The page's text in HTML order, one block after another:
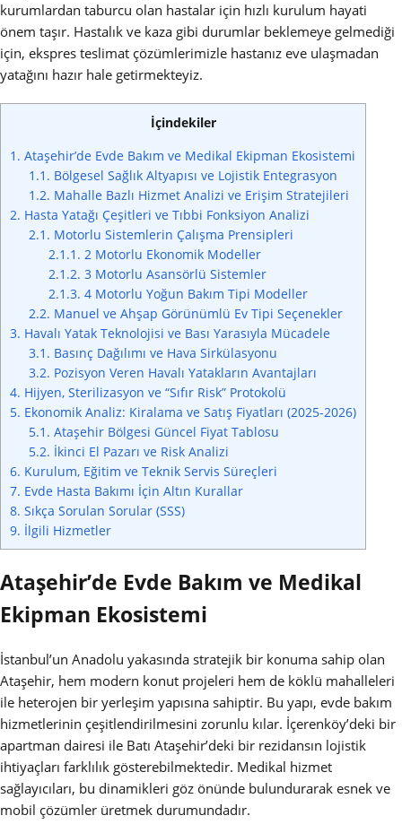
kurumlardan taburcu olan hastalar için hızlı kurulum hayati
önem taşır. Hastalık ve kaza gibi durumlar beklemeye gelmediği
için, ekspres teslimat çözümlerimizle hastanız eve ulaşmadan
yatağını hazır hale getirmekteyiz.
İçindekiler
1. Ataşehir’de Evde Bakım ve Medikal Ekipman Ekosistemi
1.1. Bölgesel Sağlık Altyapısı ve Lojistik Entegrasyon
1.2. Mahalle Bazlı Hizmet Analizi ve Erişim Stratejileri
2. Hasta Yatağı Çeşitleri ve Tıbbi Fonksiyon Analizi
2.1. Motorlu Sistemlerin Çalışma Prensipleri
2.1.1. 2 Motorlu Ekonomik Modeller
2.1.2. 3 Motorlu Asansörlü Sistemler
2.1.3. 4 Motorlu Yoğun Bakım Tipi Modeller
2.2. Manuel ve Ahşap Görünümlü Ev Tipi Seçenekler
3. Havalı Yatak Teknolojisi ve Bası Yarasıyla Mücadele
3.1. Basınç Dağılımı ve Hava Sirkülasyonu
3.2. Pozisyon Veren Havalı Yatakların Avantajları
4. Hijyen, Sterilizasyon ve “Sıfır Risk” Protokolü
5. Ekonomik Analiz: Kiralama ve Satış Fiyatları (2025-2026)
5.1. Ataşehir Bölgesi Güncel Fiyat Tablosu
5.2. İkinci El Pazarı ve Risk Analizi
6. Kurulum, Eğitim ve Teknik Servis Süreçleri
7. Evde Hasta Bakımı İçin Altın Kurallar
8. Sıkça Sorulan Sorular (SSS)
9. İlgili Hizmetler
Ataşehir’de Evde Bakım ve Medikal
Ekipman Ekosistemi
İstanbul’un Anadolu yakasında stratejik bir konuma sahip olan
Ataşehir, hem modern konut projeleri hem de köklü mahalleleri
ile heterojen bir yerleşim yapısına sahiptir. Bu yapı, evde bakım
hizmetlerinin çeşitlendirilmesini zorunlu kılar. İçerenköy’deki bir
apartman dairesi ile Batı Ataşehir’deki bir rezidansın lojistik
ihtiyaçları farklılık gösterebilmektedir. Medikal hizmet
sağlayıcıları, bu dinamikleri göz önünde bulundurarak esnek ve
mobil çözümler üretmek durumundadır.